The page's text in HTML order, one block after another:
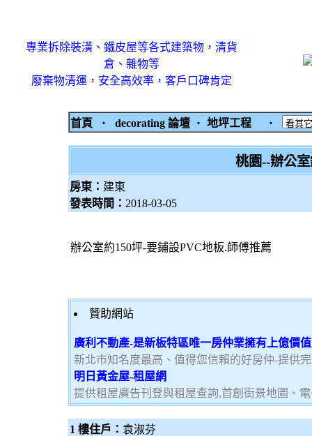
專業拆除裝潢、鐵皮屋等各式建築物，清貨
倉、雜物等
廢棄物清運，安全高效率，客戶口碑肯定
首頁 ‧ decorating 論壇 ‧ 地坪工程 ‧
桃園--辦公
房東： 建東
發表時間： 2018-03-05
辦公室約150坪-要鋪設PVC地板.師傅推薦
贊助網站
廣利不動產-是新板特區唯一房仲業擁有上億價
新北市知名度最高、值得您信賴的好房仲-提供
明日黃金屋-租屋網
提供租屋廣告刊登與租屋查詢,首創街景地圖、
1 樓住戶： 袁淑芬